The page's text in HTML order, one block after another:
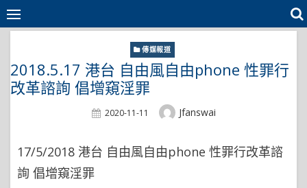
Skip
to
傳媒報道
2018.5.17 港台 自由風自由phone 性罪行
改革諮詢 倡增窺淫罪
Posted
2020-11-11 Author
Jfanswai
17/5/2018 港台 自由風自由phone 性罪行改革諮
詢 倡增窺淫罪